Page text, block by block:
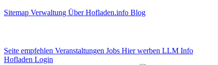
Sitemap Verwaltung Über Hofladen.info Blog
Seite empfehlen Veranstaltungen Jobs Hier werben LLM Info
Hofladen Login